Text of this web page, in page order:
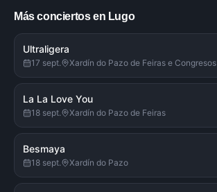
Más conciertos en Lugo
Ultraligera
17 sept. Xardín do Pazo de Feiras e Congresos
La La Love You
18 sept. Xardín do Pazo de Feiras
Besmaya
18 sept. Xardín do Pazo